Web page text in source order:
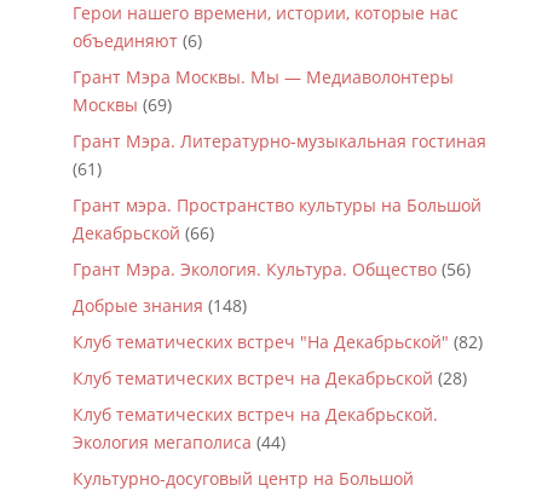
Герои нашего времени, истории, которые нас
объединяют(6)
Грант Мэра Москвы. Мы — Медиаволонтеры
Москвы (69)
Грант Мэра. Литературно-музыкальная гостиная
(61)
Грант мэра. Пространство культуры на Большой
Декабрьской (66)
Грант Мэра. Экология. Культура. Общество(56)
Добрые знания (148)
Клуб тематических встреч "На Декабрьской" (82)
Клуб тематических встреч на Декабрьской (28)
Клуб тематических встреч на Декабрьской.
Экология мегаполиса (44)
Культурно-досуговый центр на Большой